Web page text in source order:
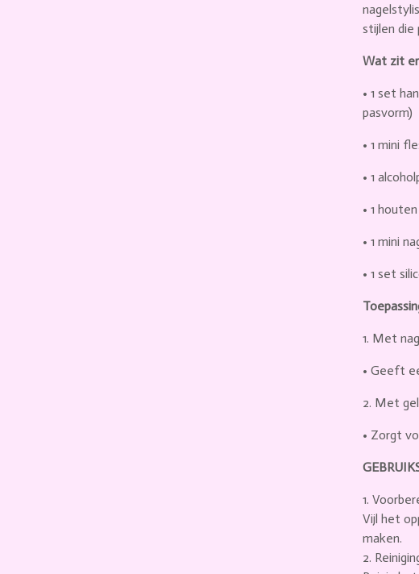
stijlen die
Wat zit
• 1 set
pasvorm)
• 1 mini
• 1
• 1
• 1 mini
• 1 set
1. Met
• Geeft
2. Met
• Zorgt
1.
Vijl het
maken.
2.